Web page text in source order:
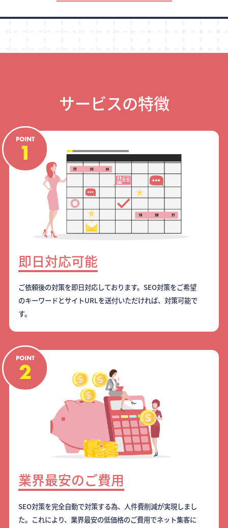
サービスの特徴
即日対応可能
ご依頼後の対策を即日対応しております。SEO対策をご希望
のキーワードとサイトURLを送付いただければ、対策可能で
す。
業界最安のご費用
SEO対策を完全自動で対策する為、人件費削減が実現しまし
た。これにより、業界最安の低価格のご費用でネット集客に